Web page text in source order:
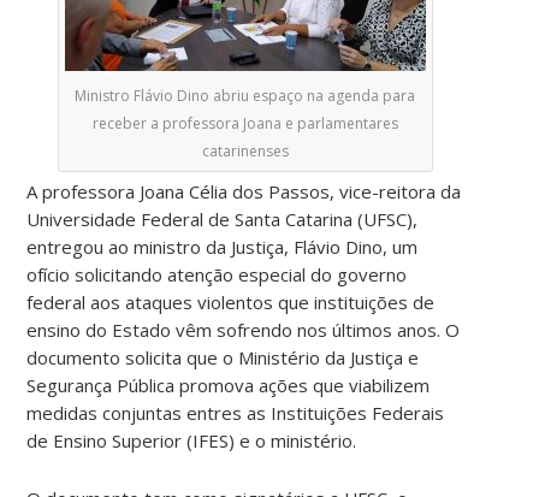
Ministro Flávio Dino abriu espaço na agenda para
receber a professora Joana e parlamentares
catarinenses
A professora Joana Célia dos Passos, vice-reitora da
Universidade Federal de Santa Catarina (UFSC),
entregou ao ministro da Justiça, Flávio Dino, um
ofício solicitando atenção especial do governo
federal aos ataques violentos que instituições de
ensino do Estado vêm sofrendo nos últimos anos. O
documento solicita que o Ministério da Justiça e
Segurança Pública promova ações que viabilizem
medidas conjuntas entres as Instituições Federais
de Ensino Superior (IFES) e o ministério.